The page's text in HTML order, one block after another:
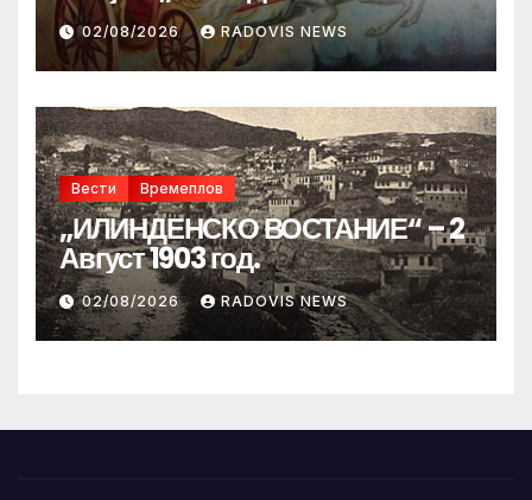
02/08/2026 RADOVIS NEWS
Вести Времеплов
„ИЛИНДЕНСКО ВОСТАНИЕ“ – 2
Август 1903 год.
02/08/2026 RADOVIS NEWS